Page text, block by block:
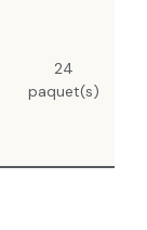
24
paquet(s)